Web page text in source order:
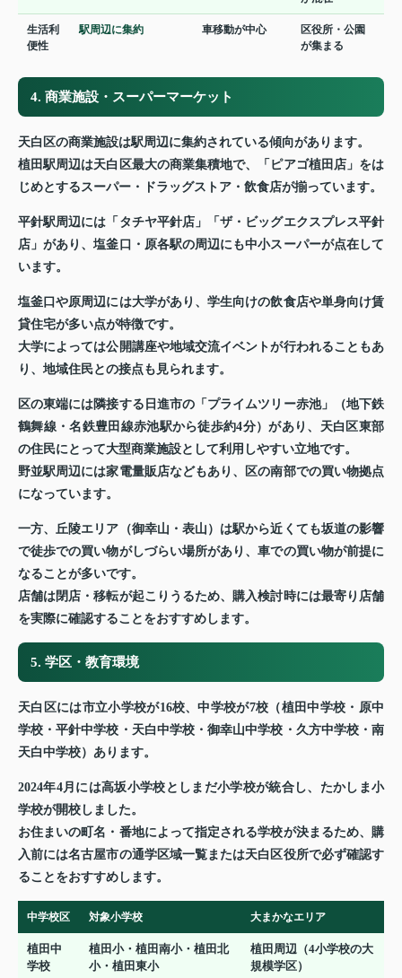
生活利
便性
駅周辺に集約 車移動が中心
区役所・公園
が集まる
4. 商業施設・スーパーマーケット
天白区の商業施設は駅周辺に集約されている傾向があります。
植田駅周辺は天白区最大の商業集積地で、「ピアゴ植田店」をは
じめとするスーパー・ドラッグストア・飲食店が揃っています。
平針駅周辺には「タチヤ平針店」「ザ・ビッグエクスプレス平針
店」があり、塩釜口・原各駅の周辺にも中小スーパーが点在して
います。
塩釜口や原周辺には大学があり、学生向けの飲食店や単身向け賃
貸住宅が多い点が特徴です。
大学によっては公開講座や地域交流イベントが行われることもあ
り、地域住民との接点も見られます。
区の東端には隣接する日進市の「プライムツリー赤池」（地下鉄
鶴舞線・名鉄豊田線赤池駅から徒歩約4分）があり、天白区東部
の住民にとって大型商業施設として利用しやすい立地です。
野並駅周辺には家電量販店などもあり、区の南部での買い物拠点
になっています。
一方、丘陵エリア（御幸山・表山）は駅から近くても坂道の影響
で徒歩での買い物がしづらい場所があり、車での買い物が前提に
なることが多いです。
店舗は閉店・移転が起こりうるため、購入検討時には最寄り店舗
を実際に確認することをおすすめします。
5. 学区・教育環境
天白区には市立小学校が16校、中学校が7校（植田中学校・原中
学校・平針中学校・天白中学校・御幸山中学校・久方中学校・南
天白中学校）あります。
2024年4月には高坂小学校としまだ小学校が統合し、たかしま小
学校が開校しました。
お住まいの町名・番地によって指定される学校が決まるため、購
入前には名古屋市の通学区域一覧または天白区役所で必ず確認す
ることをおすすめします。
中学校区 対象小学校 大まかなエリア
植田中
学校
植田小・植田南小・植田北
小・植田東小
植田周辺（4小学校の大
規模学区）